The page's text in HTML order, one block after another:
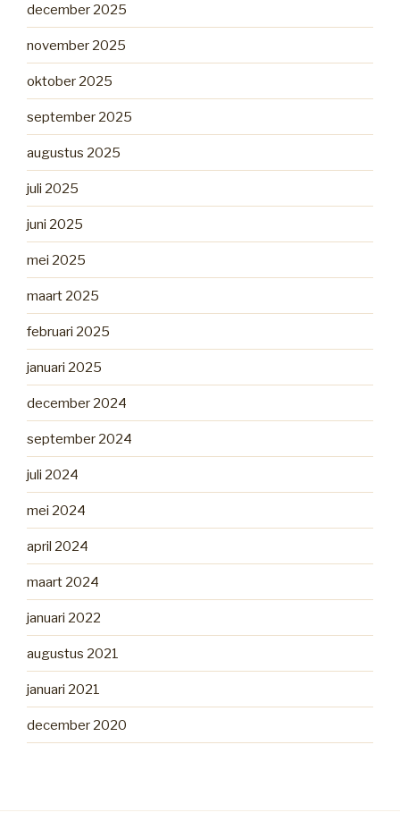
december 2025
november 2025
oktober 2025
september 2025
augustus 2025
juli 2025
juni 2025
mei 2025
maart 2025
februari 2025
januari 2025
december 2024
september 2024
juli 2024
mei 2024
april 2024
maart 2024
januari 2022
augustus 2021
januari 2021
december 2020